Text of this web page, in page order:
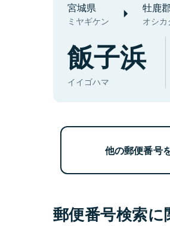
宮城県
ミヤギケン
牡鹿
オシ
飯子浜
イイゴハマ
他の郵便番号
郵便番号検索に